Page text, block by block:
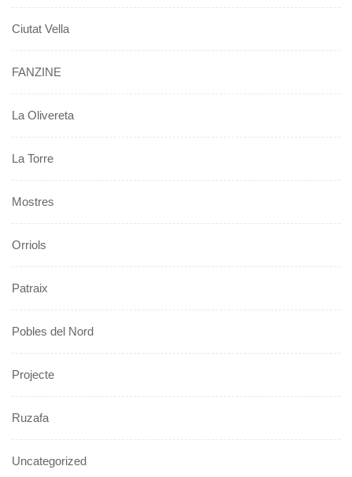
Ciutat Vella
FANZINE
La Olivereta
La Torre
Mostres
Orriols
Patraix
Pobles del Nord
Projecte
Ruzafa
Uncategorized